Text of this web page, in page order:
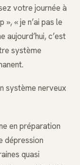
votre journée à
« je n’ai pas le
aujourd’hui, c’est
système
système nerveux
en préparation
dépression
quasi